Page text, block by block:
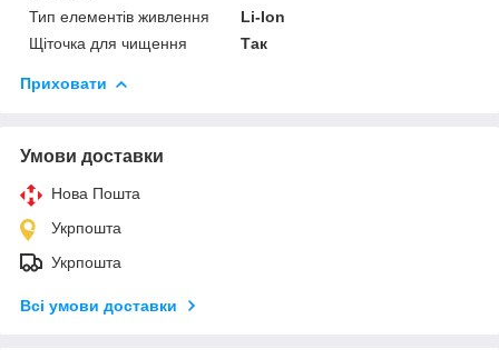
Тип елементів живлення
Li-Ion
Щіточка для чищення
Так
Приховати
Умови доставки
Нова Пошта
Укрпошта
Укрпошта
Всі умови доставки